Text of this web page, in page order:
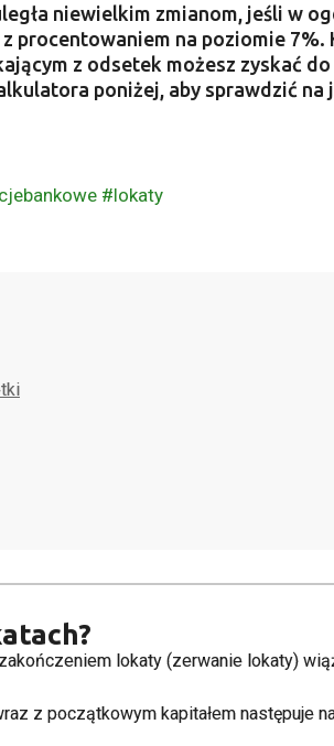
niewielkim zmianom, jeśli w
procentowaniem na poziomie 7%.
z odsetek możesz zyskać do
poniżej, aby sprawdzić na
#lokaty
lokaty (zerwanie lokaty)
z początkowym kapitałem następuje